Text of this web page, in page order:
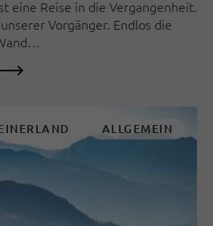
eine Reise in die Vergangenheit.
Vorgänger. Endlos die
ALLGEMEIN